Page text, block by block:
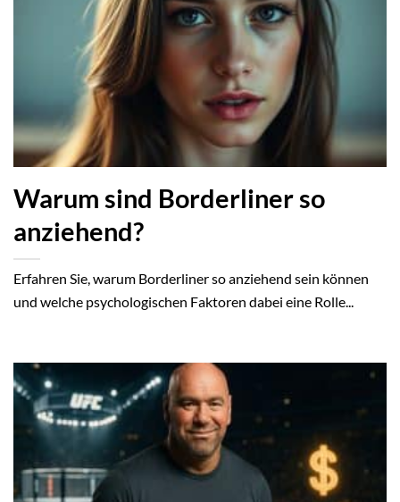
Warum sind Borderliner so
anziehend?
Erfahren Sie, warum Borderliner so anziehend sein können
und welche psychologischen Faktoren dabei eine Rolle...